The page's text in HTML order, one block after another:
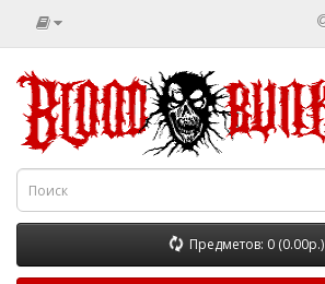
Предметов: 0 (0.00р.)